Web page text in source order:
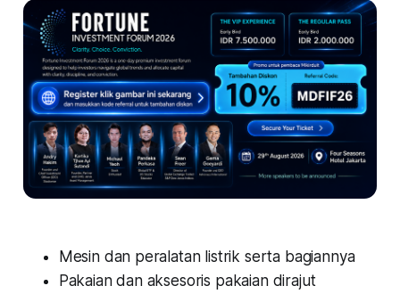
Mesin dan peralatan listrik serta bagiannya
Pakaian dan aksesoris pakaian dirajut